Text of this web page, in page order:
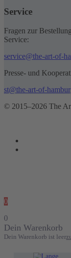
Service
Fragen zur
Service:
service@the-art-of-
Presse- und
st@the-art-of-
© 2015–2026 The
0
0
Dein Warenkorb
Dein Warenkorb ist leer